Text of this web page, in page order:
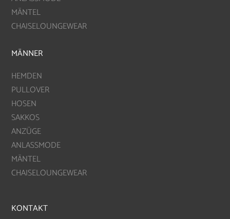
MÄNTEL
CHAISELOUNGEWEAR
MÄNNER
HEMDEN
PULLOVER
HOSEN
SAKKOS
ANZÜGE
ANLASSMODE
MÄNTEL
CHAISELOUNGEWEAR
KONTAKT